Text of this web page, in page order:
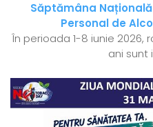
Săptămâna
Personal de
În perioada 1-8 iunie 2026,
ani sunt